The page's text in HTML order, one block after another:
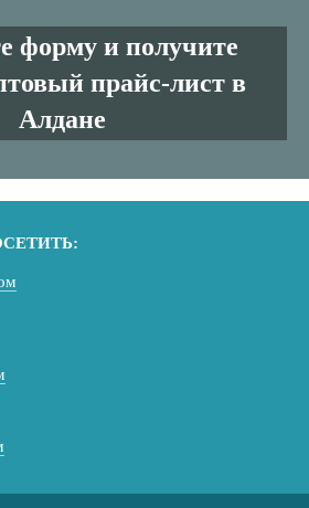
форму и получите
прайс-лист в
Алдане